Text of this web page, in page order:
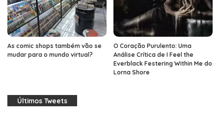
As comic shops também vão se
mudar para o mundo virtual?
O Coração Purulento: Uma
Análise Crítica de I Feel the
Everblack Festering Within Me do
Lorna Shore
Últimos Tweets